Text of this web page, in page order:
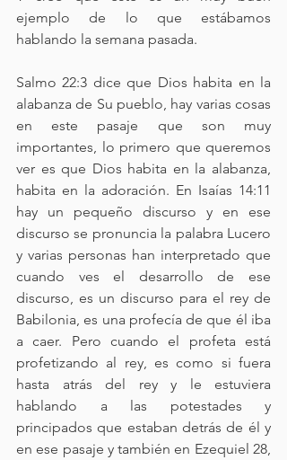
ejemplo de lo que estábamos
hablando la semana pasada.
Salmo 22:3 dice que Dios habita en la
alabanza de Su pueblo, hay varias cosas
en este pasaje que son muy
importantes, lo primero que queremos
ver es que Dios habita en la alabanza,
habita en la adoración. En Isaías 14:11
hay un pequeño discurso y en ese
discurso se pronuncia la palabra Lucero
y varias personas han interpretado que
cuando ves el desarrollo de ese
discurso, es un discurso para el rey de
Babilonia, es una profecía de que él iba
a caer. Pero cuando el profeta está
profetizando al rey, es como si fuera
hasta atrás del rey y le estuviera
hablando a las potestades y
principados que estaban detrás de él y
en ese pasaje y también en Ezequiel 28,